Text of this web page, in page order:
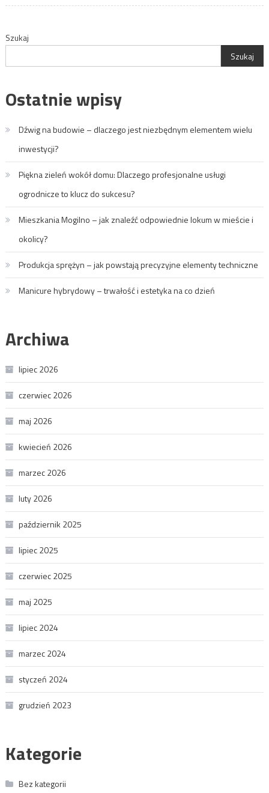
Szukaj
Szukaj
Ostatnie wpisy
Dźwig na budowie – dlaczego jest niezbędnym elementem wielu
inwestycji?
Piękna zieleń wokół domu: Dlaczego profesjonalne usługi
ogrodnicze to klucz do sukcesu?
Mieszkania Mogilno – jak znaleźć odpowiednie lokum w mieście i
okolicy?
Produkcja sprężyn – jak powstają precyzyjne elementy techniczne
Manicure hybrydowy – trwałość i estetyka na co dzień
Archiwa
lipiec 2026
czerwiec 2026
maj 2026
kwiecień 2026
marzec 2026
luty 2026
październik 2025
lipiec 2025
czerwiec 2025
maj 2025
lipiec 2024
marzec 2024
styczeń 2024
grudzień 2023
Kategorie
Bez kategorii